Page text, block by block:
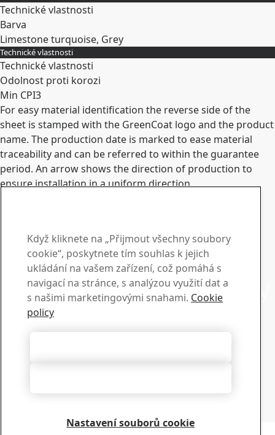
Technické vlastnosti
Barva
Limestone turquoise, Grey
Rozbalit
Technické vlastnosti
Technické vlastnosti
Odolnost proti korozi
Min CPI3
Rozbalit
For easy material identification the reverse side of the
sheet is stamped with the GreenCoat logo and the product
name. The production date is marked to ease material
traceability and can be referred to within the guarantee
period. An arrow shows the direction of production to
ensure installation in a uniform direction.
Kontakty pro řadu GreenCoat
Obraťte se na nás se
svými dotazy a požadavky
Prodej
Obraťte se na naše oddělení prodejní podpory a získejte
Technická podpora
Obraťte se na technickou podporu
Copyright 2026
Když kliknete na „Přijmout všechny soubory
cookie“, poskytnete tím souhlas k jejich
ukládání na vašem zařízení, což pomáhá s
navigací na stránce, s analýzou využití dat a
s našimi marketingovými snahami. Cookie
policy
Nastavení souborů cookie